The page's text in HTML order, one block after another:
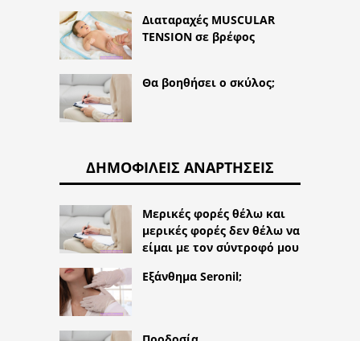
Διαταραχές MUSCULAR
TENSION σε βρέφος
Θα βοηθήσει ο σκύλος;
ΔΗΜΟΦΙΛΕΊΣ ΑΝΑΡΤΉΣΕΙΣ
Μερικές φορές θέλω και
μερικές φορές δεν θέλω να
είμαι με τον σύντροφό μου
Εξάνθημα Seronil;